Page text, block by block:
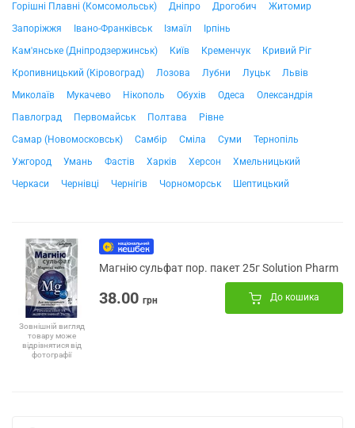
Горішні Плавні (Комсомольськ)
Дніпро Дрогобич
Житомир
Запоріжжя
Івано-Франківськ Ізмаїл
Ірпінь
Кам'янське (Дніпродзержинськ)
Київ Кременчук
Кривий Ріг
Кропивницький (Кіровоград)
Лозова Лубни Луцьк
Львів
Миколаїв
Мукачево Нікополь Обухів Одеса
Олександрія
Павлоград
Первомайськ Полтава
Рівне
Самар (Новомосковськ)
Самбір Сміла Суми
Тернопіль
Ужгород
Умань Фастів Харків Херсон
Хмельницький
Черкаси
Чернівці Чернігів Чорноморськ Шептицький
Зовнішній вигляд
товару може
відрізнятися від
фотографії
Магнію сульфат пор. пакет 25г Solution Pharm
38.00 грн До кошика